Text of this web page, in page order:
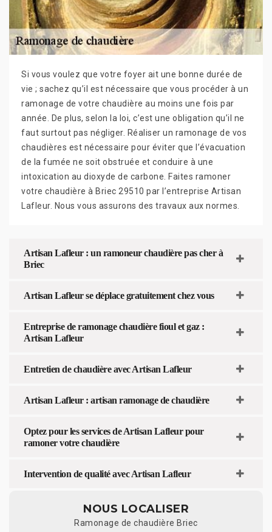
Si vous voulez que votre foyer ait une bonne durée de
vie ; sachez qu’il est nécessaire que vous procéder à un
ramonage de votre chaudière au moins une fois par
année. De plus, selon la loi, c’est une obligation qu’il ne
faut surtout pas négliger. Réaliser un ramonage de vos
chaudières est nécessaire pour éviter que l’évacuation
de la fumée ne soit obstruée et conduire à une
intoxication au dioxyde de carbone. Faites ramoner
votre chaudière à Briec 29510 par l’entreprise Artisan
Lafleur. Nous vous assurons des travaux aux normes.
Artisan Lafleur : un ramoneur chaudière pas cher à
Briec
Artisan Lafleur se déplace gratuitement chez vous
Entreprise de ramonage chaudière fioul et gaz :
Artisan Lafleur
Entretien de chaudière avec Artisan Lafleur
Artisan Lafleur : artisan ramonage de chaudière
Optez pour les services de Artisan Lafleur pour
ramoner votre chaudière
Intervention de qualité avec Artisan Lafleur
NOUS LOCALISER
Ramonage de chaudière Briec